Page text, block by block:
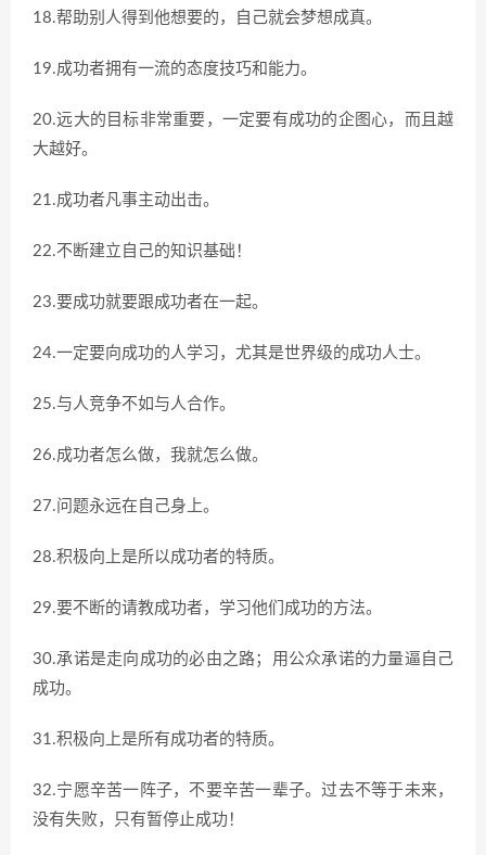
18.帮助别人得到他想要的，自己就会梦想成真。
19.成功者拥有一流的态度技巧和能力。
20.远大的目标非常重要，一定要有成功的企图心，而且越
大越好。
21.成功者凡事主动出击。
22.不断建立自己的知识基础！
23.要成功就要跟成功者在一起。
24.一定要向成功的人学习，尤其是世界级的成功人士。
25.与人竞争不如与人合作。
26.成功者怎么做，我就怎么做。
27.问题永远在自己身上。
28.积极向上是所以成功者的特质。
29.要不断的请教成功者，学习他们成功的方法。
30.承诺是走向成功的必由之路；用公众承诺的力量逼自己
成功。
31.积极向上是所有成功者的特质。
32.宁愿辛苦一阵子，不要辛苦一辈子。过去不等于未来，
没有失败，只有暂停止成功！